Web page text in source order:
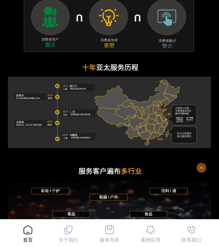
首页 关于我们 服务内容 案例应用 联系我们